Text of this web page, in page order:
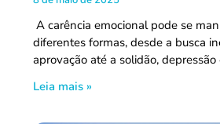
A carência emocional pode se
diferentes formas, desde a busca
aprovação até a solidão, depressão
Leia mais »